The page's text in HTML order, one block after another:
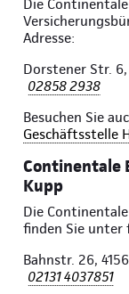
Die
Adresse:
Dorstener Str.
02858 2938
Besuchen Sie
Geschäftsstelle
Continentale
Kupp
Die
finden Sie unter
Bahnstr. 26,
02131 4037851